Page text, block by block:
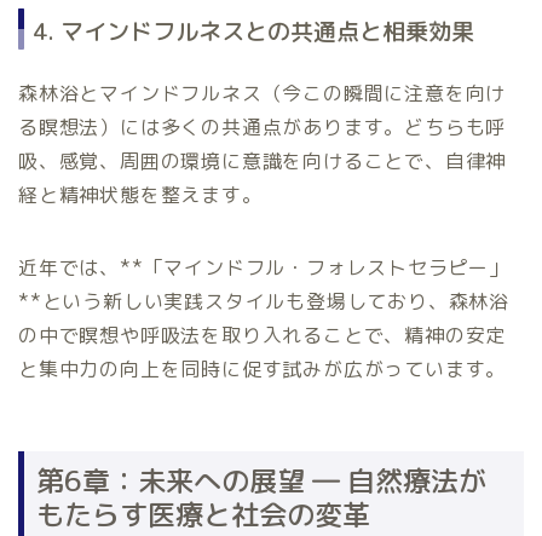
4. マインドフルネスとの共通点と相乗効果
森林浴とマインドフルネス（今この瞬間に注意を向け
る瞑想法）には多くの共通点があります。どちらも呼
吸、感覚、周囲の環境に意識を向けることで、自律神
経と精神状態を整えます。
近年では、**「マインドフル・フォレストセラピー」
**という新しい実践スタイルも登場しており、森林浴
の中で瞑想や呼吸法を取り入れることで、精神の安定
と集中力の向上を同時に促す試みが広がっています。
第6章：未来への展望 ― 自然療法が
もたらす医療と社会の変革